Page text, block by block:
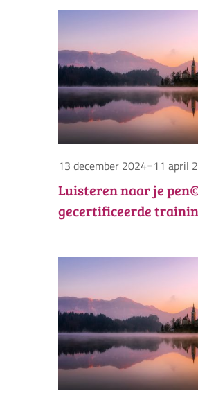
maart
2025
datum.
Luisteren naar je
gecertificeerde
13 december 2024-11 april